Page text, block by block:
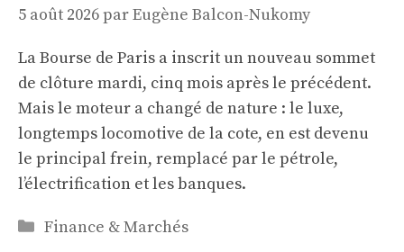
5 août 2026parEugène Balcon-Nukomy
La Bourse de Paris a inscrit un nouveau sommet
de clôture mardi, cinq mois après le précédent.
Mais le moteur a changé de nature : le luxe,
longtemps locomotive de la cote, en est devenu
le principal frein, remplacé par le pétrole,
l’électrification et les banques.
Catégories
Finance & Marchés